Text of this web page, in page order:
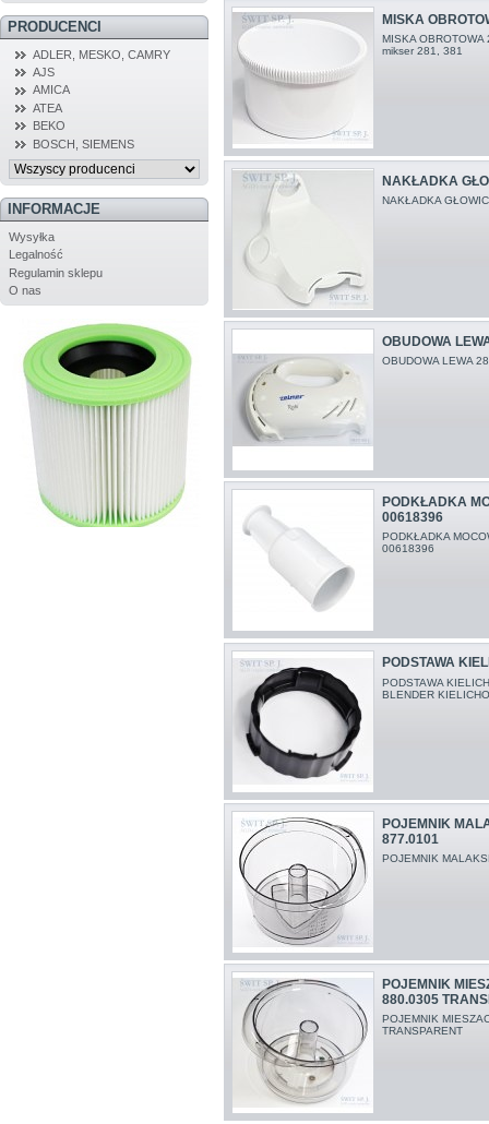
PRODUCENCI
ADLER, MESKO, CAMRY
AJS
AMICA
ATEA
BEKO
BOSCH, SIEMENS
INFORMACJE
Wysyłka
Legalność
Regulamin sklepu
O nas
MISKA
MISKA
mikser 281, 381
NAKŁADKA
NAKŁADKA
OBUDOWA
OBUDOWA LEWA
PODKŁADKA
00618396
PODKŁADKA
00618396
PODSTAWA
PODSTAWA
BLENDER
POJEMNIK
877.0101
POJEMNIK
POJEMNIK
880.0305
POJEMNIK
TRANSPARENT